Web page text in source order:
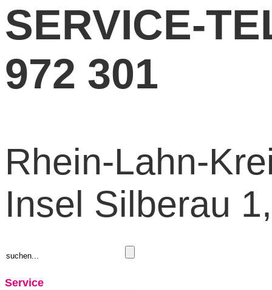
SERVICE-
972 301
Rhein-Lahn-
Insel Silberau
Service